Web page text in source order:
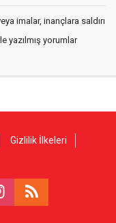
imalar, inançlara saldırı
yazılmış yorumlar
Gizlilik İlkeleri